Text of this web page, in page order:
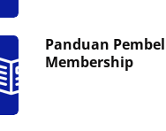
Panduan
Membership